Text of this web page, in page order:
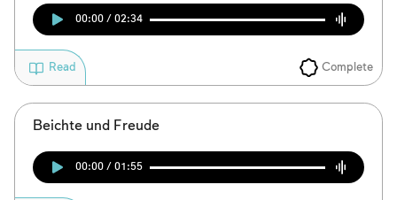
00:00 / 02:34
Complete
Read
Beichte und Freude
00:00 / 01:55
Account required
To mark concepts as learned, you'll need
Sign up Login